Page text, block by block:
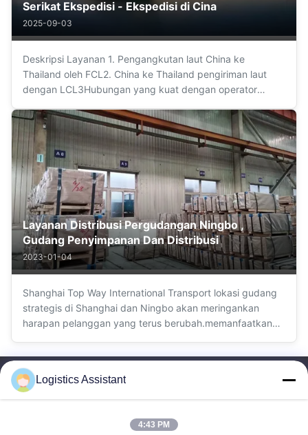
Serikat Ekspedisi - Ekspedisi di Cina
2025-09-03
Deskripsi Layanan 1. Pengangkutan laut China ke
Thailand oleh FCL2. China ke Thailand pengiriman laut
dengan LCL3Hubungan yang kuat dengan operator
cukai dan deklarasi bea cukai di POL6. 7x24 jam jawaban
cepat7Layanan Pintu ke Pintu
Layanan Distribusi Pergudangan Ningbo ,
Gudang Penyimpanan Dan Distribusi
2023-01-04
Shanghai Top Way International Transport lokasi gudang
strategis di Shanghai dan Ningbo akan meringankan
harapan pelanggan yang terus berubah.memanfaatkan
Anda dengan Shanghai Top Way International ...
Logistics Assistant
4:43 PM